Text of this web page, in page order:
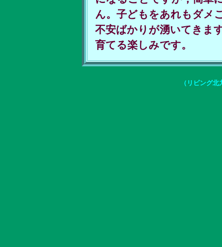
ん。子どもをあれもダメ
不安ばかりが湧いてきま
育てる楽しみです。
（リビング